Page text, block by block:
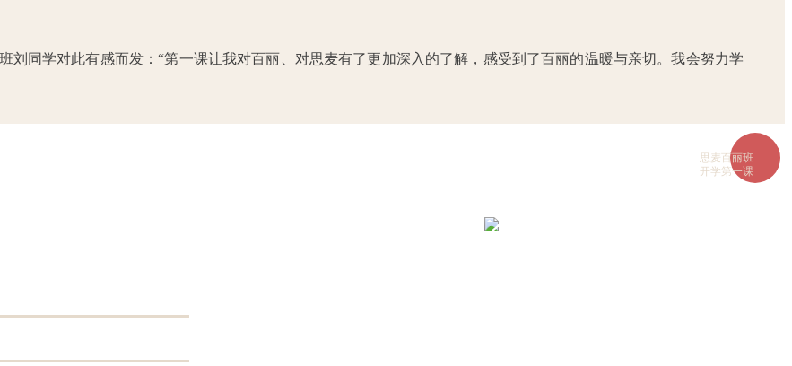
刘同学对此有感而发：“第一课让我对百丽、对思麦有了更加深入的了解，感受到了百丽的温暖与亲切。我会努力学
思麦百丽班
开学第一课